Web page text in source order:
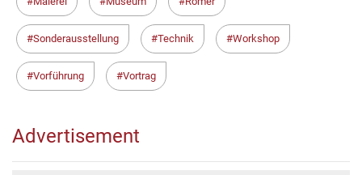
Sonderausstellung Technik Workshop
Vorführung Vortrag
Advertisement